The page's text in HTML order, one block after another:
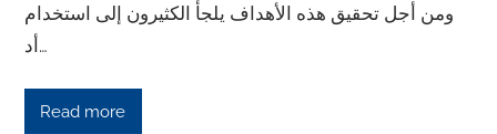
ومن أجل تحقيق هذه الأهداف يلجأ الكثيرون إلى استخدام
أد…
Read more